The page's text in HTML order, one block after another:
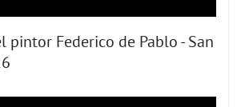
pintor Federico de Pablo - San